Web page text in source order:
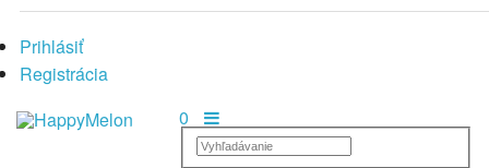
Prihlásiť
Registrácia
0